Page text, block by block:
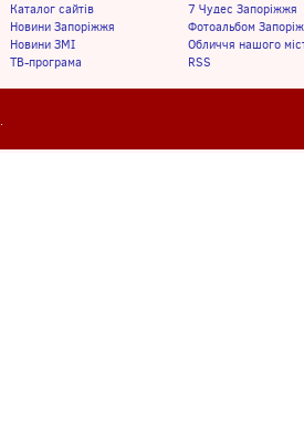
Каталог сайтів
Новини Запоріжжя
Новини ЗМІ
ТВ-програма
7 Чудес Запоріжжя
Фотоальбом
Обличчя нашого
RSS
.